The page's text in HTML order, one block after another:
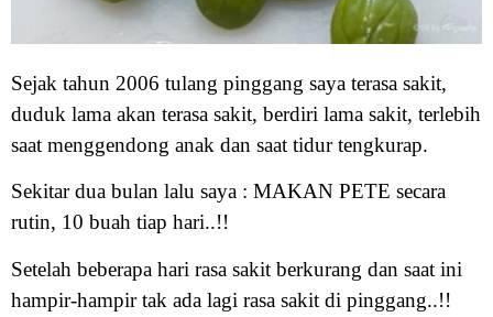
Sejak tahun 2006 tulang pinggang saya terasa sakit,
duduk lama akan terasa sakit, berdiri lama sakit, terlebih
saat menggendong anak dan saat tidur tengkurap.
Sekitar dua bulan lalu saya : MAKAN PETE secara
rutin, 10 buah tiap hari..!!
Setelah beberapa hari rasa sakit berkurang dan saat ini
hampir-hampir tak ada lagi rasa sakit di pinggang..!!